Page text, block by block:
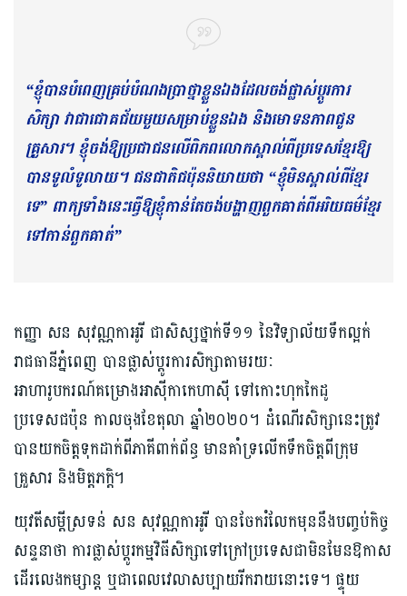
“ខ្ញុំបានបំពេញគ្រប់បំណងប្រាថ្នាខ្លួនឯងដែលចង់ផ្លាស់ប្ដូរការ
សិក្សា វាជាជោគជ័យមួយសម្រាប់ខ្លួនឯង និងមោទនភាពជូន
គ្រួសារ។ ខ្ញុំចង់ឱ្យប្រជាជនលើពិភ​ព​លោកស្គាល់ពីប្រទេសខ្មែរឱ្យ
បានទូលំទូលាយ។ ជនជាតិជប៉ុននិយាយថា “ខ្ញុំមិនស្គាល់ពីខ្មែរ
ទេ” ពាក្យទាំងនេះធ្វើឱ្យខ្ញុំកាន់តែចង់បង្ហាញពួកគាត់ពីអរិយធម៌ខ្មែរ
ទៅកាន់ពួកគាត់”
កញ្ញា សន សុវណ្ណកាអូរី ជាសិស្សថ្នាក់ទី១១ នៃវិទ្យាល័យទឹកល្អក់
រាជធានីភ្នំពេញ បានផ្លាស់ប្តូរការសិក្សាតាមរយៈ
អាហារូបករណ៍គម្រោងអាស៊ីកាកេហាស៊ី ទៅកោះហុកកៃដូ
ប្រទេសជប៉ុន កាលចុងខែតុលា ឆ្នាំ២០២០។ ដំណើរសិក្សានេះត្រូវ
បានយកចិត្តទុកដាក់ពីភាគីពាក់ព័ន្ធ មានគាំទ្រលើកទឹកចិត្តពីក្រុម
គ្រួសារ និងមិត្តភក្តិ​។
យុវតីសម្តីស្រទន់ សន សុវណ្ណកាអូរី បានចែករំលែកមុននឹងបញ្ចប់កិច្ច
សន្ទនាថា ការផ្លាស់ប្តូរកម្មវិធីសិក្សាទៅក្រៅប្រទេសជាមិនមែនឱកាស
ដើរលេងកម្សាន្ត ឬជាពេលវេលាសប្បាយរីករាយនោះទេ។ ផ្ទុយ